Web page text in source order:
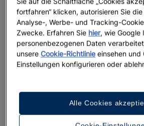
Genießen Sie dasköstliche Menü
und gesunden Auswahl, wie
Gemüse und Ingwer und
Fisch lokaler Herkunft.
Geben Sie Ihrem Körper die
fortfahren“ klicken, autorisieren Sie
Analyse-, Werbe- und Tracking-
Zwecke. Erfahren Sie hier, wie Google
personenbezogenen Daten
unsereCookie-Richtlinie einsehen und
Einstellungen konfigurieren oder
Alle Cookies